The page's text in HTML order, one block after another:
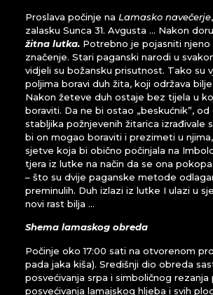
Proslava počinje na Lamasko navečerje
zalasku Sunca 31. Avgusta … Nakon
žitna lutka.Potrebno je pojasniti njeno
značenje. Stari paganski narodi u
vidjeli su božansku prisutnost. Tako su
poljima boravi duh žita, koji održava
Nakon žeteve duh ostaje bez tijela u
boraviti. Da ne bi ostao „beskućnik”, od
stabljika požnjevenih žitarica izrađivale
bi on mogao boraviti i prezimeti u
sjetve koja bi obično počinjala na
tjera iz lutke na način da se ona
– što su dvije paganske metode
preminulih. Duh izlazi iz lutke I ulazi u
novi rast bilja …
Shema lamaskog obreda
Počinje oko 17:00 sati na otvorenom
pada jaka kiša). Središnji dio obreda
posvećivanja srpa i simboličnog
posvećivanja lamajskog hljeba i svih